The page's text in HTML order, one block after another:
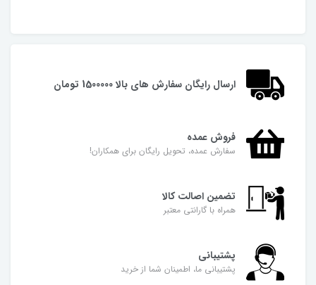
ارسال رایگان سفارش های بالا 1500000 تومان
فروش عمده
سفارش عمده، تحویل رایگان برای همکاران!
تضمین اصالت کالا
همراه با گارانتی معتبر
پشتیبانی
پشتیبانی ما، اطمینان شما از خرید